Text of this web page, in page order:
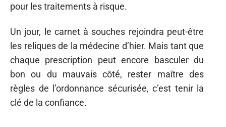
pour les traitements à risque.
Un jour, le carnet à souches rejoindra peut-être
les reliques de la médecine d’hier. Mais tant que
chaque prescription peut encore basculer du
bon ou du mauvais côté, rester maître des
règles de l’ordonnance sécurisée, c’est tenir la
clé de la confiance.